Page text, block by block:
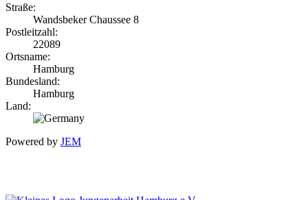
Straße:
Wandsbeker Chaussee 8
Postleitzahl:
22089
Ortsname:
Hamburg
Bundesland:
Hamburg
Land:
Powered by JEM